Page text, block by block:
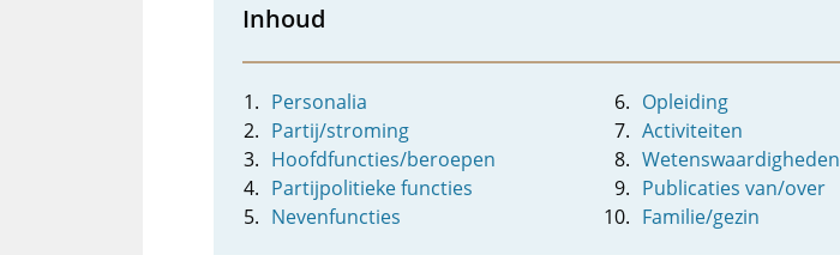
Inhoud
Personalia
Partij/stroming
Hoofdfuncties/beroepen
Partijpolitieke functies
Nevenfuncties
Opleiding
Activiteiten
Wetenswaardigheden
Publicaties van/over
Familie/gezin